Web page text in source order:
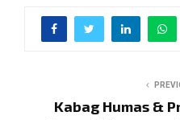
Kabag Humas &